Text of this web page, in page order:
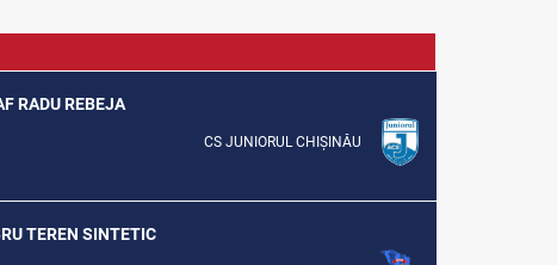
RADU REBEJA
CS JUNIORUL CHIȘINĂU
TEREN SINTETIC